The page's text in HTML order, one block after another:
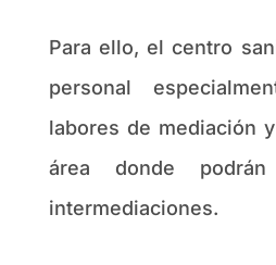
Para ello, el centro
personal
labores de mediación
área donde
intermediaciones.